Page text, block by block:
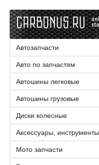
Автозапчасти
Авто по запчастям
Автошины легковые
Автошины грузовые
Диски колесные
Аксессуары, инструменты
Мото запчасти